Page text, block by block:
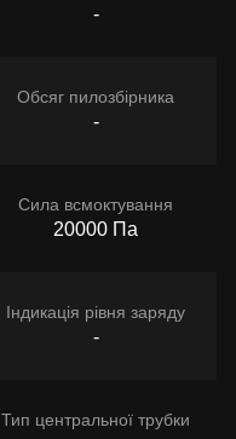
-
Обсяг пилозбірника
-
Сила всмоктування
20000 Па
Індикація рівня заряду
-
Тип центральної трубки